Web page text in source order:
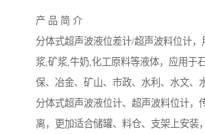
产 品 简 介
分体式超声波液位差计/超声波料位计，
浆,矿浆,牛奶,化工原料等液体，应用于
保、冶金、矿山、市政、水利、水文、
分体式超声波液位计、超声波料位计，
离，更加适合储罐、料仓、支架上安装